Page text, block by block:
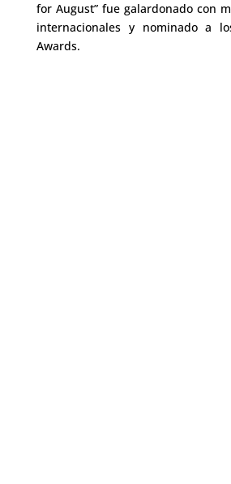
for August” fue galardonado con
internacionales y nominado a
Awards.